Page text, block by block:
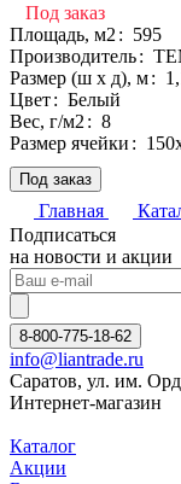
Под заказ
Под заказ
Площадь, м2: 595
Производитель:
Размер (ш х д), м:
Цвет: Белый
Вес, г/м2: 8
Размер ячейки :
Главная
Подписаться
на новости и акции
8-800-775-18-62
info@liantrade.ru
Саратов, ул. им.
Интернет-магазин
Каталог
Акции